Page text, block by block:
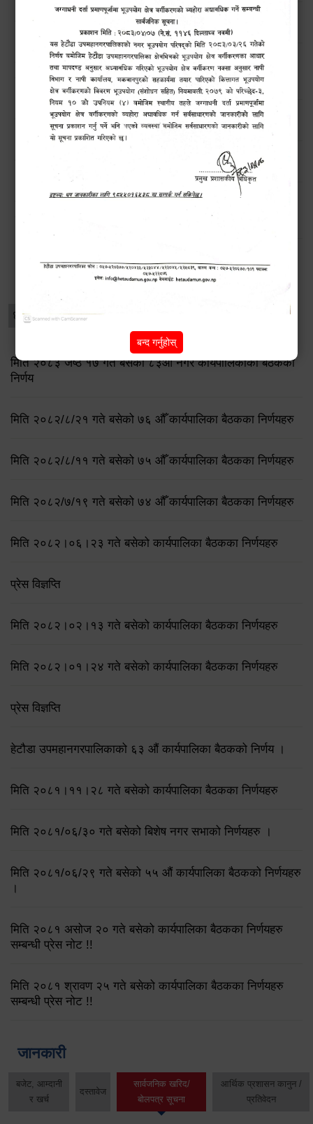
मनसुनजन्य विपद्‍बाट सतर्कता अपनाउने सम्बन्धी जरुरी सूचना !!
बिन प्रयोगकर्ताहरुको लागि तालिम कार्यक्रम सम्बन्धी सार्वजनिक
सूचना !!
हेटौंडाका चराहरु (Birds of Hetauda)
विशेष विवरणहरु
धार्मिक/पर्यटन प्रेस नोट
मिति २०८३ जेष्ठ १७ गते बसेको ८३औं नगर कार्यपालिकाको बैठकको
निर्णय
मिति २०८२/८/२१ गते बसेको ७६ औँ कार्यपालिका बैठकका निर्णयहरु
मिति २०८२/८/११ गते बसेको ७५ औँ कार्यपालिका बैठकका निर्णयहरु
मिति २०८२/७/१९ गते बसेको ७४ औँ कार्यपालिका बैठकका निर्णयहरु
मिति २०८२।०६।२३ गते बसेको कार्यपालिका बैठकका निर्णयहरु
प्रेस विज्ञप्ति
मिति २०८२।०२।१३ गते बसेको कार्यपालिका बैठकका निर्णयहरु
मिति २०८२।०१।२४ गते बसेको कार्यपालिका बैठकका निर्णयहरु
प्रेस विज्ञप्ति
हेटौडा उपमहानगरपालिकाको ६३ औं कार्यपालिका बैठकको निर्णय ।
मिति २०८१।११।२८ गते बसेको कार्यपालिका बैठकका निर्णयहरु
मिति २०८१/०६/३० गते बसेको बिशेष नगर सभाको निर्णयहरु ।
मिति २०८१/०६/२९ गते बसेको ५५ औं कार्यपालिका बैठकको निर्णयहरु
।
मिति २०८१ असोज २० गते बसेको कार्यपालिका बैठकका निर्णयहरु
सम्बन्धी प्रेस नोट !!
मिति २०८१ श्रावण २५ गते बसेको कार्यपालिका बैठकका निर्णयहरु
सम्बन्धी प्रेस नोट !!
जानकारी
बजेट, आम्दानी
र खर्च
दस्तावेज
सार्वजनिक खरिद/
बोलपत्र सूचना
आर्थिक प्रशासन कानुन /
प्रतिवेदन
बन्द गर्नुहोस्